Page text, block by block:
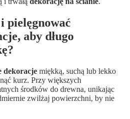
pielęgnować
aby długo
dekoracje miękką, suchą lub lekko
kurz. Przy większych
środków do drewna, unikając
zwilżaj powierzchni, by nie